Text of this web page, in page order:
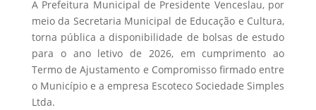
A Prefeitura Municipal de Presidente Venceslau, por
meio da Secretaria Municipal de Educação e Cultura,
torna pública a disponibilidade de bolsas de estudo
para o ano letivo de 2026, em cumprimento ao
Termo de Ajustamento e Compromisso firmado entre
o Município e a empresa Escoteco Sociedade Simples
Ltda.